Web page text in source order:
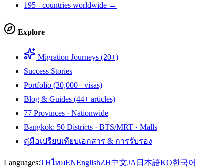
195+ countries worldwide →
Explore
Migration Journeys (20+)
Success Stories
Portfolio (30,000+ visas)
Blog & Guides (44+ articles)
77 Provinces · Nationwide
Bangkok: 50 Districts · BTS/MRT · Malls
คู่มือเปรียบเทียบเอกสาร & การรับรอง
Languages:THไทยENEnglishZH中文JA 日本語KO한국어